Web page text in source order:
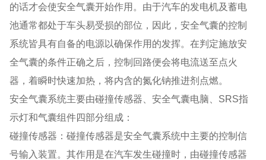
的话才会使安全气囊开始作用。由于汽车的发电机及蓄电
池通常都处于车头易受损的部位，因此，安全气囊的控制
系统皆具有自备的电源以确保作用的发挥。在判定施放安
全气囊的条件正确之后，控制回路便会将电流送至点火
器，着瞬时快速加热，将内含的氮化钠推进剂点燃。
安全气囊系统主要由碰撞传感器、安全气囊电脑、SRS指
示灯和气囊组件四部分组成：
碰撞传感器：碰撞传感器是安全气囊系统中主要的控制信
号输入装置。其作用是在汽车发生碰撞时，由碰撞传感器